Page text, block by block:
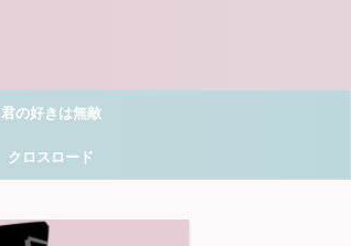
君の好きは無敵
クロスロード